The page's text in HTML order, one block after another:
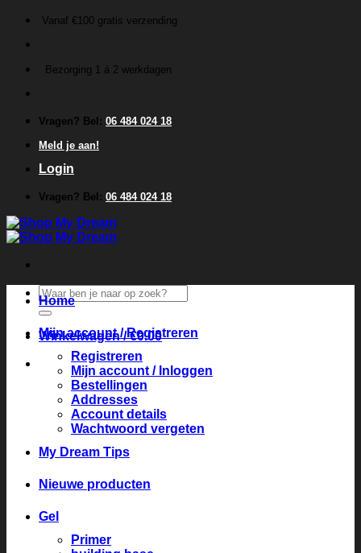
inhoud
Vanaf €100 gratis verzending
Bezorging 1 á 2 werkdagen
Vragen? Bel: 06 484 024 18
Meld je aan!
Login
Vragen? Bel: 06 484 024 18
Zoeken
naar:
Winkelwagen /€0.00
Home
Mijn account / Registreren
Registreren
Mijn account / Inloggen
Bestellingen
Addresses
Account details
Wachtwoord vergeten
My Dream Tips
Nieuwe producten
Gel
Primer